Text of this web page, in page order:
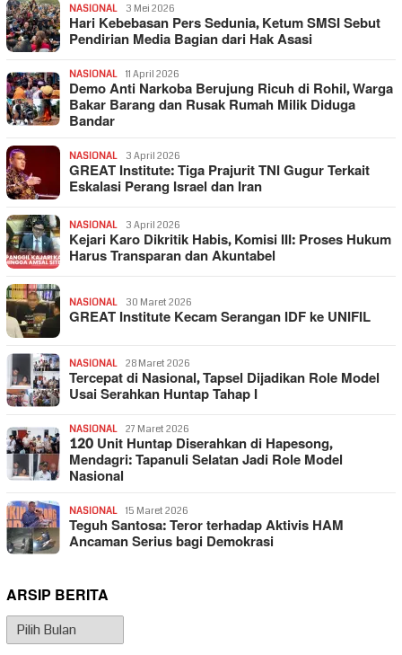
NASIONAL 3 Mei 2026
Hari Kebebasan Pers Sedunia, Ketum SMSI Sebut
Pendirian Media Bagian dari Hak Asasi
NASIONAL 11 April 2026
Demo Anti Narkoba Berujung Ricuh di Rohil, Warga
Bakar Barang dan Rusak Rumah Milik Diduga
Bandar
NASIONAL 3 April 2026
GREAT Institute: Tiga Prajurit TNI Gugur Terkait
Eskalasi Perang Israel dan Iran
NASIONAL 3 April 2026
Kejari Karo Dikritik Habis, Komisi III: Proses Hukum
Harus Transparan dan Akuntabel
NASIONAL 30 Maret 2026
GREAT Institute Kecam Serangan IDF ke UNIFIL
NASIONAL 28 Maret 2026
Tercepat di Nasional, Tapsel Dijadikan Role Model
Usai Serahkan Huntap Tahap I
NASIONAL 27 Maret 2026
120 Unit Huntap Diserahkan di Hapesong,
Mendagri: Tapanuli Selatan Jadi Role Model
Nasional
NASIONAL 15 Maret 2026
Teguh Santosa: Teror terhadap Aktivis HAM
Ancaman Serius bagi Demokrasi
ARSIP BERITA
Arsip
Berita